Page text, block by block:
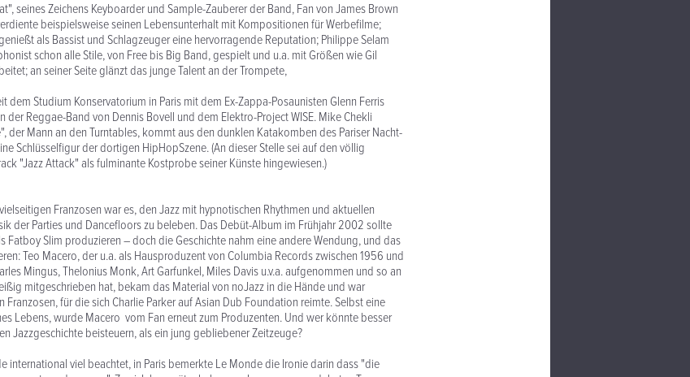
seines Zeichens Keyboarder und Sample-Zauberer der Band, Fan von James Brown
beispielsweise seinen Lebensunterhalt mit Kompositionen für Werbefilme;
als Bassist und Schlagzeuger eine hervorragende Reputation; Philippe Selam
schon alle Stile, von Free bis Big Band, gespielt und u.a. mit Größen wie Gil
an seiner Seite glänzt das junge Talent an der Trompete,
dem Studium Konservatorium in Paris mit dem Ex-Zappa-Posaunisten Glenn Ferris
der Reggae-Band von Dennis Bovell und dem Elektro-Project WISE. Mike Chekli
der Mann an den Turntables, kommt aus den dunklen Katakomben des Pariser Nacht-
Schlüsselfigur der dortigen HipHopSzene. (An dieser Stelle sei auf den völlig
"Jazz Attack" als fulminante Kostprobe seiner Künste hingewiesen.)
Franzosen war es, den Jazz mit hypnotischen Rhythmen und aktuellen
der Parties und Dancefloors zu beleben. Das Debüt-Album im Frühjahr 2002 sollte
Fatboy Slim produzieren – doch die Geschichte nahm eine andere Wendung, und das
Teo Macero, der u.a. als Hausproduzent von Columbia Records zwischen 1956 und
Mingus, Thelonius Monk, Art Garfunkel, Miles Davis u.v.a. aufgenommen und so an
mitgeschrieben hat, bekam das Material von noJazz in die Hände und war
Franzosen, für die sich Charlie Parker auf Asian Dub Foundation reimte. Selbst eine
Lebens, wurde Macero vom Fan erneut zum Produzenten. Und wer könnte besser
Jazzgeschichte beisteuern, als ein jung gebliebener Zeitzeuge?
international viel beachtet, in Paris bemerkte Le Monde die Ironie darin dass "die